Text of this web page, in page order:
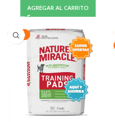
AGREGAR AL CARRITO
-28%